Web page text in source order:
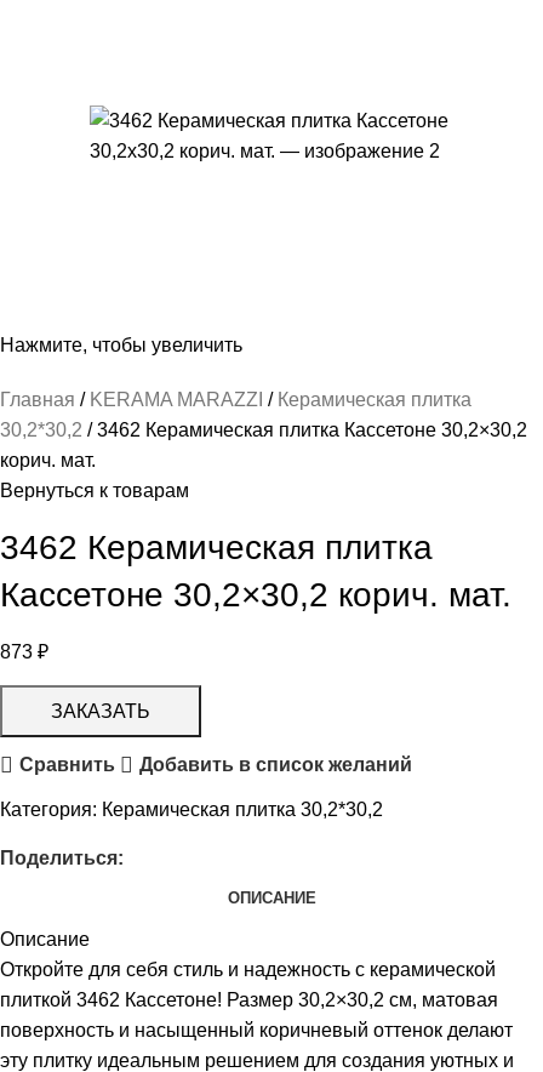
Нажмите, чтобы увеличить
Главная KERAMA MARAZZI
Керамическая плитка
30,2*30,2
3462 Керамическая плитка Кассетоне 30,2×30,2
корич. мат.
Вернуться к товарам
3462 Керамическая плитка
Кассетоне 30,2×30,2 корич. мат.
873 ₽
ЗАКАЗАТЬ
Сравнить Добавить в список желаний
Категория: Керамическая плитка 30,2*30,2
Поделиться:
ОПИСАНИЕ
Описание
Откройте для себя стиль и надежность с керамической
плиткой 3462 Кассетоне! Размер 30,2×30,2 см, матовая
поверхность и насыщенный коричневый оттенок делают
эту плитку идеальным решением для создания уютных и